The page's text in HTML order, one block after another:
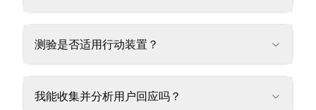
测验是否适用行动装置？
我能收集并分析用户回应吗？